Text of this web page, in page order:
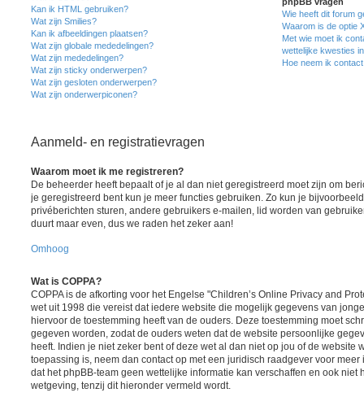
Kan ik HTML gebruiken?
Wat zijn Smilies?
Kan ik afbeeldingen plaatsen?
Wat zijn globale mededelingen?
Wat zijn mededelingen?
Wat zijn sticky onderwerpen?
Wat zijn gesloten onderwerpen?
Wat zijn onderwerpiconen?
Wie heeft dit forum
Waarom is de optie
Met wie moet ik
wettelijke kwesties
Hoe neem ik
Aanmeld- en registratievragen
Waarom moet ik me registreren?
De beheerder heeft bepaalt of je al dan niet geregistreerd moet zijn om
je geregistreerd bent kun je meer functies gebruiken. Zo kun je
privéberichten sturen, andere gebruikers e-mailen, lid worden van
duurt maar even, dus we raden het zeker aan!
Omhoog
Wat is COPPA?
COPPA is de afkorting voor het Engelse "Children’s Online Privacy and
wet uit 1998 die vereist dat iedere website die mogelijk gegevens van
hiervoor de toestemming heeft van de ouders. Deze toestemming moet
gegeven worden, zodat de ouders weten dat de website persoonlijke
heeft. Indien je niet zeker bent of deze wet al dan niet op jou of de website
toepassing is, neem dan contact op met een juridisch raadgever voor
dat het phpBB-team geen wettelijke informatie kan verschaffen en ook niet
wetgeving, tenzij dit hieronder vermeld wordt.